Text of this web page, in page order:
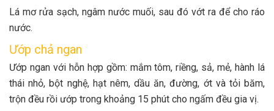
Lá mơ rửa sạch, ngâm nước muối, sau đó vớt ra để cho ráo
nước.
Ướp chả ngan
Ướp ngan với hỗn hợp gồm: mắm tôm, riềng, sả, mẻ, hành lá
thái nhỏ, bột nghệ, hạt nêm, dầu ăn, đường, ớt và tỏi băm,
trộn đều rồi ướp trong khoảng 15 phút cho ngấm đều gia vị.